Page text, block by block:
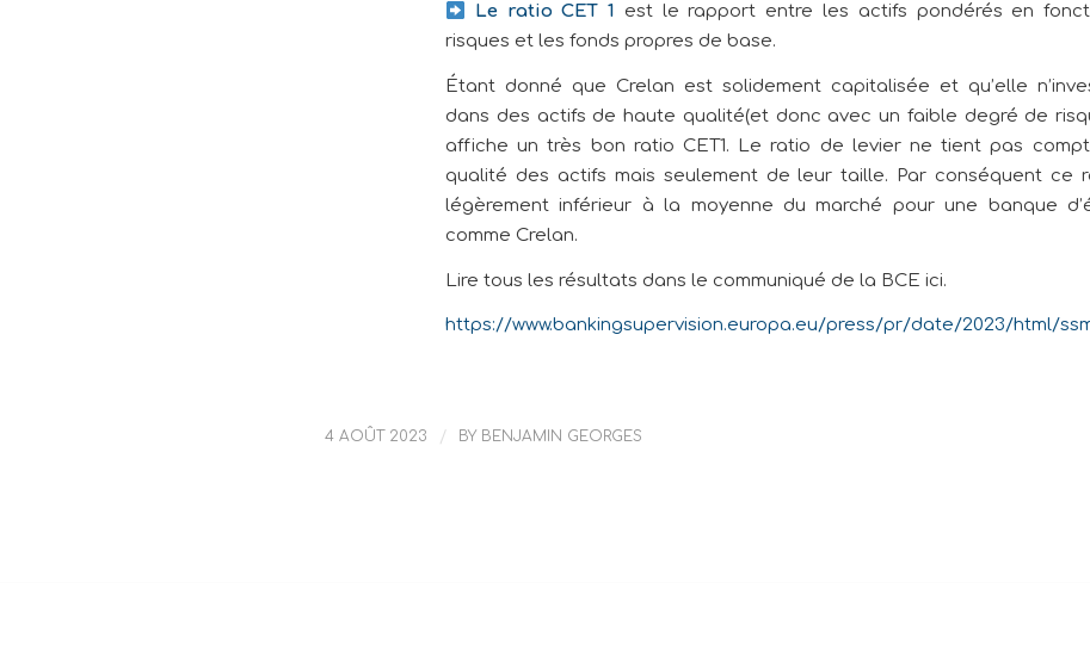
Le ratio CET 1
est le rapport entre les actifs pondérés en
risques et les fonds propres de base.
Étant donné que Crelan est solidement capitalisée et qu’elle
dans des actifs de haute qualité(et donc avec un faible degré de
affiche un très bon ratio CET1. Le ratio de levier ne tient pas
qualité des actifs mais seulement de leur taille. Par conséquent ce
légèrement inférieur à la moyenne du marché pour une banque
comme Crelan.
Lire tous les résultats dans le communiqué de la BCE ici.
https://www.bankingsupervision.europa.eu/press/pr/date/2023/html/
4 AOÛT 2023 / BY BENJAMIN GEORGES